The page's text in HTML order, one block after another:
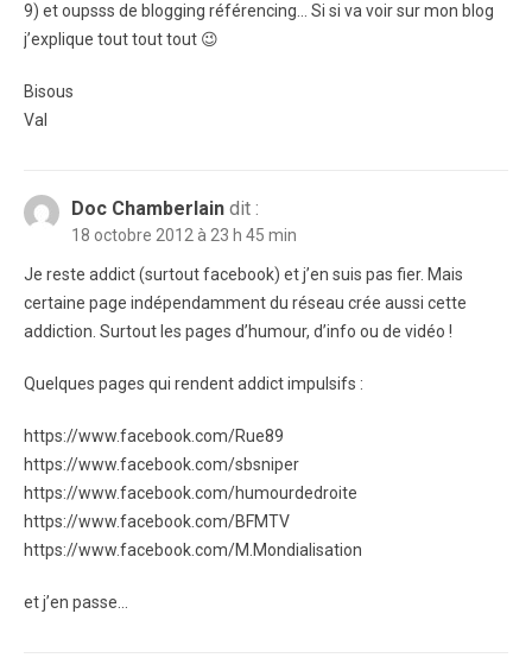
9) et oupsss de blogging référencing… Si si va voir sur mon blog
j’explique tout tout tout 😉
Bisous
Val
Doc Chamberlain dit :
18 octobre 2012 à 23 h 45 min
Je reste addict (surtout facebook) et j’en suis pas fier. Mais
certaine page indépendamment du réseau crée aussi cette
addiction. Surtout les pages d’humour, d’info ou de vidéo !
Quelques pages qui rendent addict impulsifs :
https://www.facebook.com/Rue89
https://www.facebook.com/sbsniper
https://www.facebook.com/humourdedroite
https://www.facebook.com/BFMTV
https://www.facebook.com/M.Mondialisation
et j’en passe…